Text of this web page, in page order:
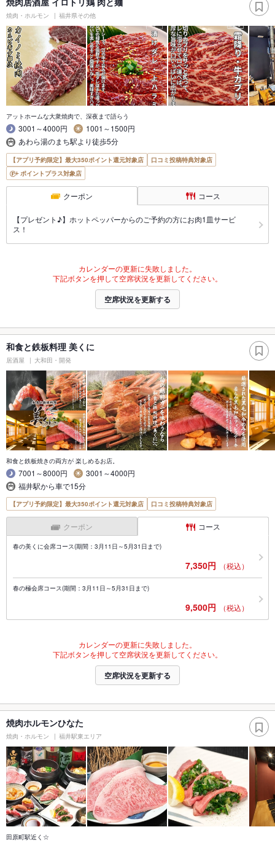
焼肉・ホルモン 福井県その他
アットホームな大衆焼肉で、深夜まで語らう
3001～4000円
1001～1500円
あわら湯のまち駅より徒歩5分
【アプリ予約限定】最大350ポイント還元対象店
口コミ投稿特典対象店
ポイントプラス対象店
クーポン コース
【プレゼント♪】ホットペッパーからのご予約の方にお肉1皿サービ
ス！
カレンダーの更新に失敗しました。
下記ボタンを押して空席状況を更新してください。
空席状況を更新する
和食と鉄板料理 美くに
居酒屋 大和田・開発
和食と鉄板焼きの両方が 楽しめるお店。
7001～8000円
3001～4000円
福井駅から車で15分
【アプリ予約限定】最大350ポイント還元対象店 口コミ投稿特典対象店
クーポン コース
春の美くに会席コース(期間：3月11日～5月31日まで)
7,350円 （税込）
春の極会席コース(期間：3月11日～5月31日まで)
9,500円 （税込）
カレンダーの更新に失敗しました。
下記ボタンを押して空席状況を更新してください。
空席状況を更新する
焼肉ホルモンひなた
焼肉・ホルモン 福井駅東エリア
田原町駅近く☆